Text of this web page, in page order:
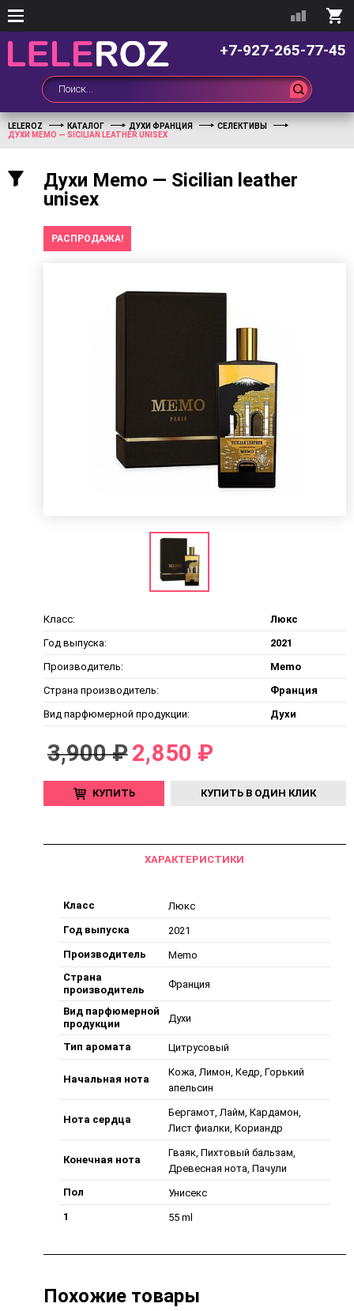
+7-927-265-77-45
LELEROZ КАТАЛОГ ДУХИ ФРАНЦИЯ
СЕЛЕКТИВЫ
ДУХИ MEMO — SICILIAN LEATHER UNISEX
Духи Memo — Sicilian leather
unisex
РАСПРОДАЖА!
Класс:
Люкс
Год выпуска:
2021
Производитель:
Memo
Страна производитель:
Франция
Вид парфюмерной продукции:
Духи
3,900 ₽2,850 ₽
КУПИТЬ КУПИТЬ В ОДИН КЛИК
ХАРАКТЕРИСТИКИ
Класс
Люкс
Год выпуска
2021
Производитель
Memo
Страна
производитель
Франция
Вид парфюмерной
продукции
Духи
Тип аромата Цитрусовый
Начальная нота
Кожа, Лимон, Кедр, Горький
апельсин
Нота сердца
Бергамот, Лайм, Кардамон,
Лист фиалки, Кориандр
Конечная нота
Гваяк, Пихтовый бальзам,
Древесная нота, Пачули
Пол
Унисекс
1
55 ml
Похожие товары